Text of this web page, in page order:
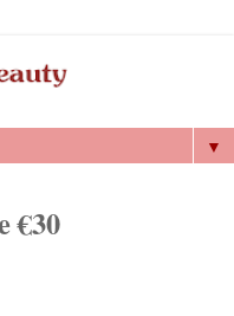
▼
€30